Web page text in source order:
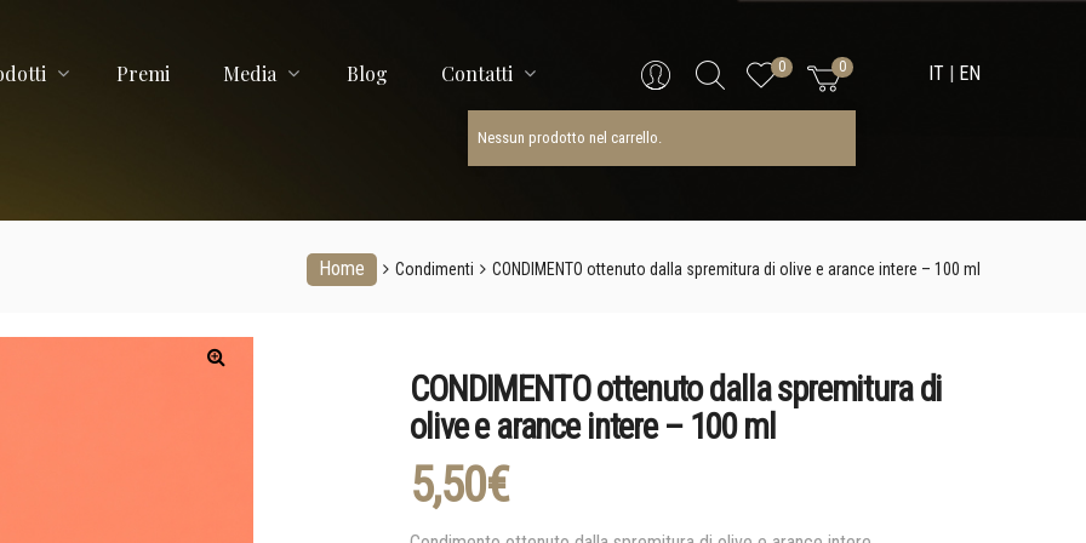
Premi Media Blog Contatti Search
0 0
Nessun prodotto nel carrello.
IT | EN
Home Condimenti CONDIMENTO ottenuto dalla spremitura di olive e arance intere – 100 ml
CONDIMENTO ottenuto dalla spremitura di
olive e arance intere – 100 ml
5,50€